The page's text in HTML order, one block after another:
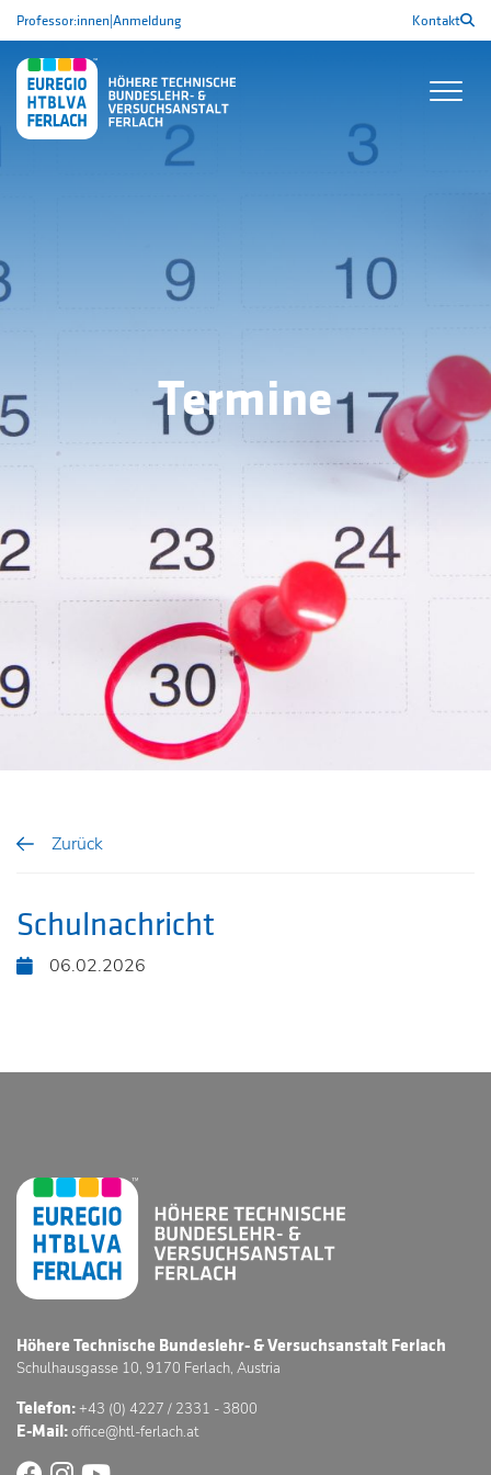
Professor:innen|Anmeldung Kontakt
Termine
Zurück
Schulnachricht
06.02.2026
Höhere Technische Bundeslehr- & Versuchsanstalt Ferlach
Schulhausgasse 10, 9170 Ferlach, Austria
Telefon:+43 (0) 4227 / 2331 - 3800
E-Mail:office@htl-ferlach.at